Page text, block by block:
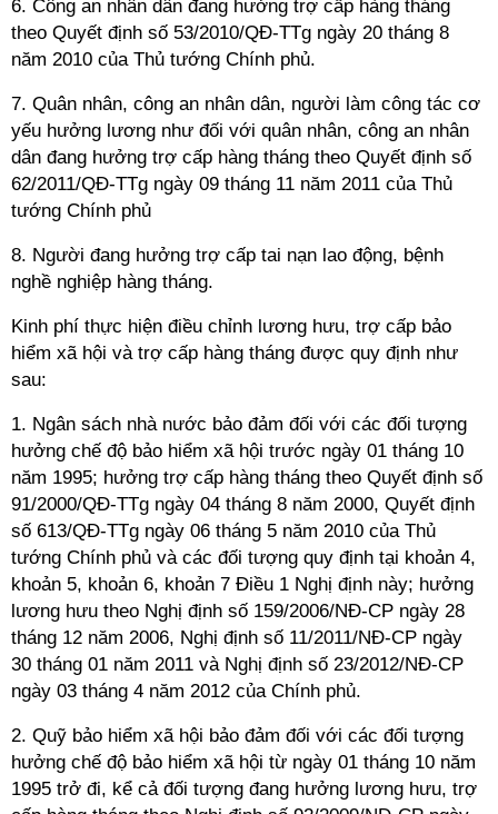
6. Công an nhân dân đang hưởng trợ cấp hàng tháng
theo Quyết định số 53/2010/QĐ-TTg ngày 20 tháng 8
năm 2010 của Thủ tướng Chính phủ.
7. Quân nhân, công an nhân dân, người làm công tác cơ
yếu hưởng lương như đối với quân nhân, công an nhân
dân đang hưởng trợ cấp hàng tháng theo Quyết định số
62/2011/QĐ-TTg ngày 09 tháng 11 năm 2011 của Thủ
tướng Chính phủ
8. Người đang hưởng trợ cấp tai nạn lao động, bệnh
nghề nghiệp hàng tháng.
Kinh phí thực hiện điều chỉnh lương hưu, trợ cấp bảo
hiểm xã hội và trợ cấp hàng tháng được quy định như
sau:
1. Ngân sách nhà nước bảo đảm đối với các đối tượng
hưởng chế độ bảo hiểm xã hội trước ngày 01 tháng 10
năm 1995; hưởng trợ cấp hàng tháng theo Quyết định số
91/2000/QĐ-TTg ngày 04 tháng 8 năm 2000, Quyết định
số 613/QĐ-TTg ngày 06 tháng 5 năm 2010 của Thủ
tướng Chính phủ và các đối tượng quy định tại khoản 4,
khoản 5, khoản 6, khoản 7 Điều 1 Nghị định này; hưởng
lương hưu theo Nghị định số 159/2006/NĐ-CP ngày 28
tháng 12 năm 2006, Nghị định số 11/2011/NĐ-CP ngày
30 tháng 01 năm 2011 và Nghị định số 23/2012/NĐ-CP
ngày 03 tháng 4 năm 2012 của Chính phủ.
2. Quỹ bảo hiểm xã hội bảo đảm đối với các đối tượng
hưởng chế độ bảo hiểm xã hội từ ngày 01 tháng 10 năm
1995 trở đi, kể cả đối tượng đang hưởng lương hưu, trợ